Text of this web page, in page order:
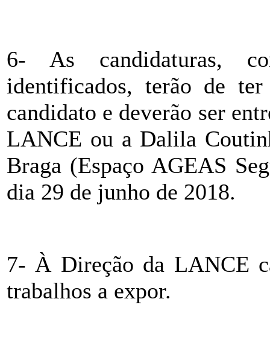
6- As candidaturas,
identificados, terão de
candidato e deverão ser
LANCE ou a Dalila
Braga (Espaço AGEAS
dia 29 de junho de 2018.
7- À Direção da LANCE
trabalhos a expor.